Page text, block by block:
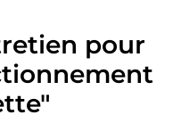
pour